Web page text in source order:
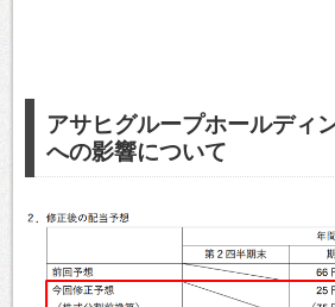
アサヒグループホールディ
への影響について